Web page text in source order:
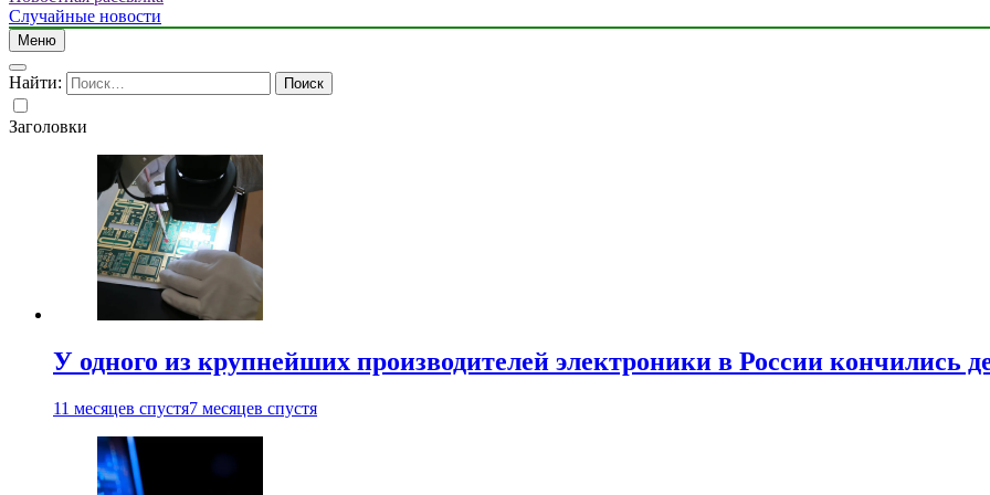
Случайные новости
Меню
Найти:
Заголовки
У одного из крупнейших производителей электроники в России кончились
11 месяцев спустя7 месяцев спустя